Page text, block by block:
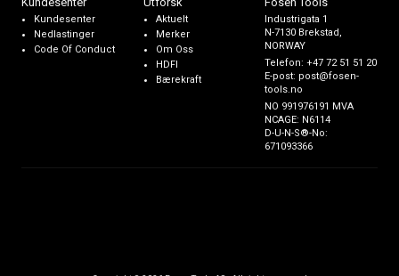
Kundesenter
Nedlastinger
Code Of Conduct
Aktuelt
Merker
Om Oss
HDFI
Bærekraft
Industrigata 1
N-7130 Brekstad,
NORWAY
Telefon:+47 72 51 51 20
E-post: post@fosen-
tools.no
NO 991976191 MVA
NCAGE: N6114
D-U-N-S®-No:
671093366